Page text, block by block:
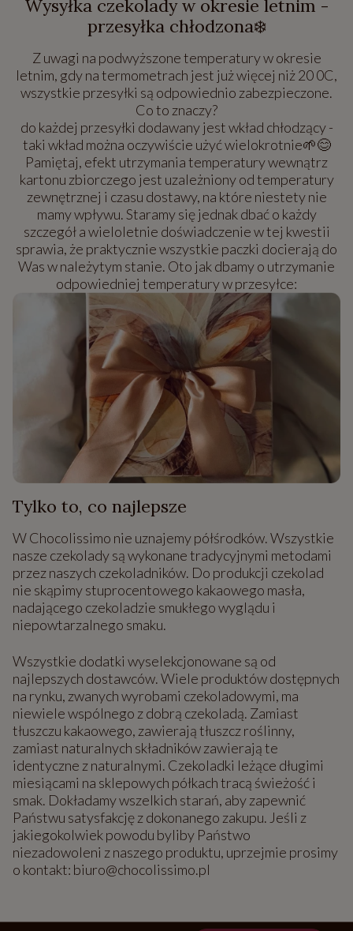
Wysyłka czekolady w okresie letnim -
przesyłka chłodzona❄️
Z uwagi na podwyższone temperatury w okresie
letnim, gdy na termometrach jest już więcej niż 20 0C,
wszystkie przesyłki są odpowiednio zabezpieczone.
Co to znaczy?
do każdej przesyłki dodawany jest wkład chłodzący -
taki wkład można oczywiście użyć wielokrotnie🌱😊
Pamiętaj, efekt utrzymania temperatury wewnątrz
kartonu zbiorczego jest uzależniony od temperatury
zewnętrznej i czasu dostawy, na które niestety nie
mamy wpływu. Staramy się jednak dbać o każdy
szczegół a wieloletnie doświadczenie w tej kwestii
sprawia, że praktycznie wszystkie paczki docierają do
Was w należytym stanie. Oto jak dbamy o utrzymanie
odpowiedniej temperatury w przesyłce:
Tylko to, co najlepsze
W Chocolissimo nie uznajemy półśrodków. Wszystkie
nasze czekolady są wykonane tradycyjnymi metodami
przez naszych czekoladników. Do produkcji czekolad
nie skąpimy stuprocentowego kakaowego masła,
nadającego czekoladzie smukłego wyglądu i
niepowtarzalnego smaku.
Wszystkie dodatki wyselekcjonowane są od
najlepszych dostawców. Wiele produktów dostępnych
na rynku, zwanych wyrobami czekoladowymi, ma
niewiele wspólnego z dobrą czekoladą. Zamiast
tłuszczu kakaowego, zawierają tłuszcz roślinny,
zamiast naturalnych składników zawierają te
identyczne z naturalnymi. Czekoladki leżące długimi
miesiącami na sklepowych półkach tracą świeżość i
smak. Dokładamy wszelkich starań, aby zapewnić
Państwu satysfakcję z dokonanego zakupu. Jeśli z
jakiegokolwiek powodu byliby Państwo
niezadowoleni z naszego produktu, uprzejmie prosimy
o kontakt: biuro@chocolissimo.pl